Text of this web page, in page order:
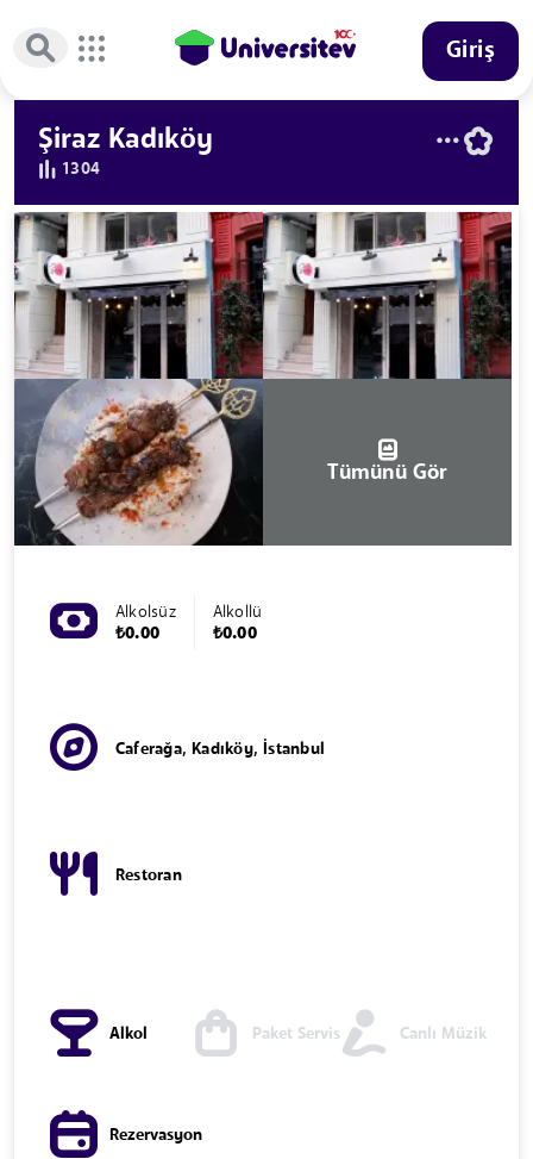
Giriş
Şiraz Kadıköy
1304
Tümünü Gör
Alkolsüz
₺0.00
Alkollü
₺0.00
Caferağa, Kadıköy, İstanbul
Restoran
Alkol Paket Servis Canlı Müzik
Rezervasyon